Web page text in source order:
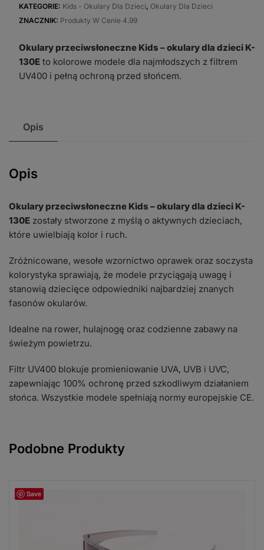
Kids
-
dla
dzieci
K-
KATEGORIE: Kids - Okulary Dla Dzieci, Okulary Dla Dzieci
ZNACZNIK: Produkty W Cenie 4.99
Okulary przeciwsłoneczne Kids – okulary dla dzieci K-
130Eto kolorowe modele dla najmłodszych z filtrem
UV400 i pełną ochroną przed słońcem.
Opis
Opis
Okulary przeciwsłoneczne Kids – okulary dla dzieci K-
130E zostały stworzone z myślą o aktywnych dzieciach,
które uwielbiają kolor i ruch.
Zróżnicowane, wesołe wzornictwo oprawek oraz soczysta
kolorystyka sprawiają, że modele przyciągają uwagę i
stanowią dziecięce odpowiedniki najbardziej znanych
fasonów okularów.
Idealne na rower, hulajnogę oraz codzienne zabawy na
świeżym powietrzu.
Filtr UV400 blokuje promieniowanie UVA, UVB i UVC,
zapewniając 100% ochronę przed szkodliwym działaniem
słońca. Wszystkie modele spełniają normy europejskie CE.
Podobne Produkty
Save